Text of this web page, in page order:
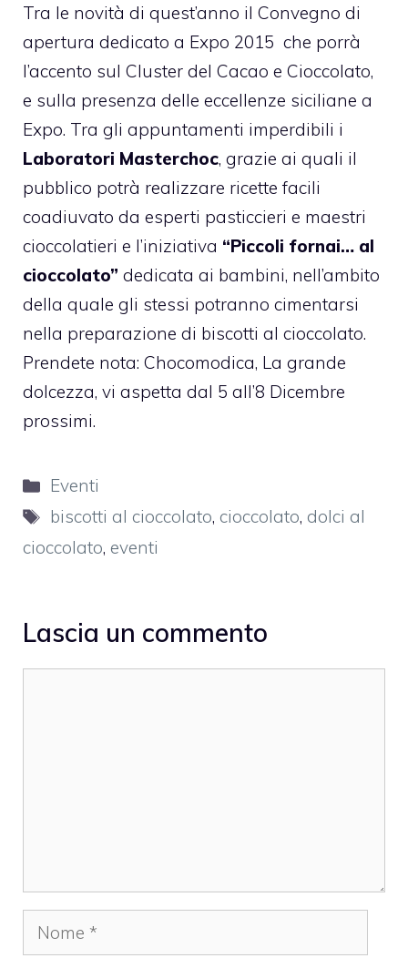
Tra le novità di quest’anno il Convegno di
apertura dedicato a Expo 2015 che porrà
l’accento sul Cluster del Cacao e Cioccolato,
e sulla presenza delle eccellenze siciliane a
Expo. Tra gli appuntamenti imperdibili i
Laboratori Masterchoc, grazie ai quali il
pubblico potrà realizzare ricette facili
coadiuvato da esperti pasticcieri e maestri
cioccolatieri e l’iniziativa “Piccoli fornai… al
cioccolato” dedicata ai bambini, nell’ambito
della quale gli stessi potranno cimentarsi
nella preparazione di biscotti al cioccolato.
Prendete nota: Chocomodica, La grande
dolcezza, vi aspetta dal 5 all’8 Dicembre
prossimi.
Categorie
Eventi
Tag
biscotti al cioccolato, cioccolato, dolci al
cioccolato, eventi
Lascia un commento
Nome